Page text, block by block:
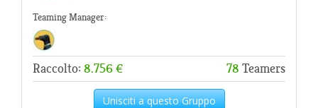
Teaming Manager:
Raccolto: 8.756 € 78 Teamers
Unisciti a questo Gruppo